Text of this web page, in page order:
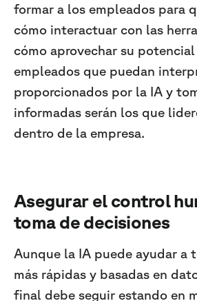
formar a los empleados para
cómo interactuar con las
cómo aprovechar su
empleados que puedan
proporcionados por la IA y
informadas serán los que
dentro de la empresa.
Asegurar el control
toma de decisiones
Aunque la IA puede ayudar a
más rápidas y basadas en
final debe seguir estando en